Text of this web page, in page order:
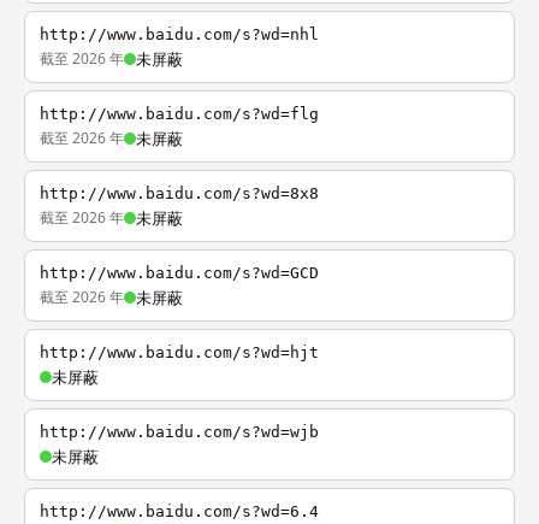
http://www.baidu.com/s?wd=nhl
截至 2026 年 未屏蔽
http://www.baidu.com/s?wd=flg
截至 2026 年 未屏蔽
http://www.baidu.com/s?wd=8x8
截至 2026 年 未屏蔽
http://www.baidu.com/s?wd=GCD
截至 2026 年 未屏蔽
http://www.baidu.com/s?wd=hjt
未屏蔽
http://www.baidu.com/s?wd=wjb
未屏蔽
http://www.baidu.com/s?wd=6.4